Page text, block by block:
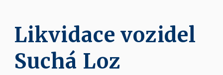
Likvidace vozidel
Suchá Loz